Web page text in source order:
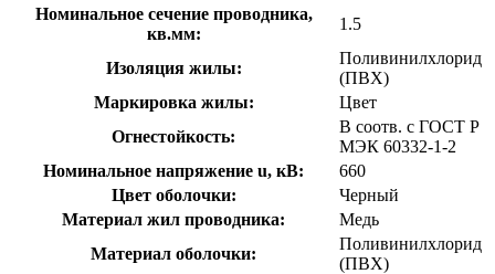
Номинальное сечение проводника,
кв.мм:
1.5
Изоляция жилы:
Поливинилхлорид
(ПВХ)
Маркировка жилы:
Цвет
Огнестойкость:
В соотв. с ГОСТ Р
МЭК 60332-1-2
Номинальное напряжение u, кВ:
660
Цвет оболочки:
Черный
Материал жил проводника:
Медь
Материал оболочки:
Поливинилхлорид
(ПВХ)